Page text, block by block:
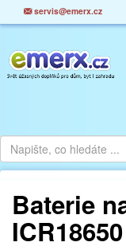
servis@emerx.cz
Baterie